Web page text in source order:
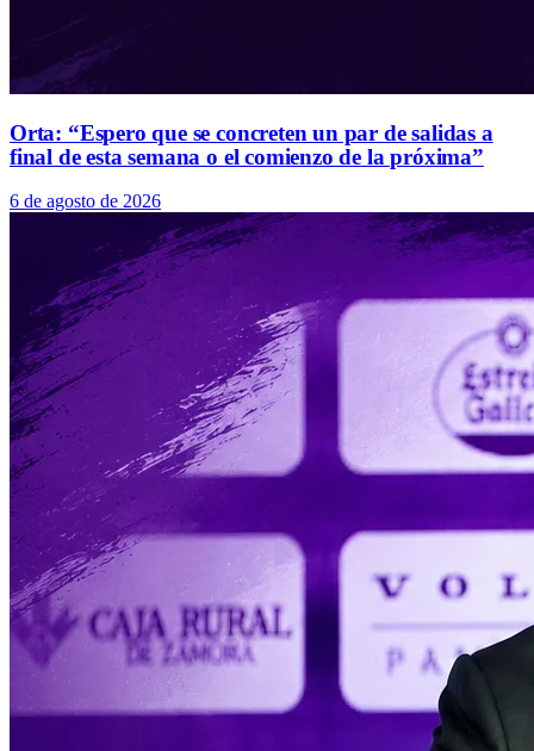
Orta: “Espero que se concreten un par de salidas a
final de esta semana o el comienzo de la próxima”
6 de agosto de 2026